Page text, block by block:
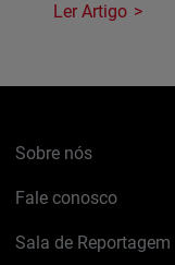
Ler Artigo
Sobre nós
Fale conosco
Sala de Reportagem